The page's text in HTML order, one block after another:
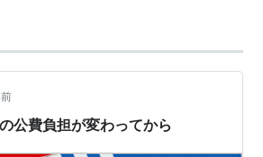
公費負担が変わってから